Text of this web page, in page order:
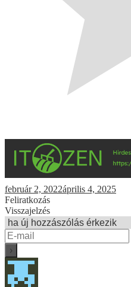
február 2, 2022április 4, 2025
Feliratkozás
Visszajelzés